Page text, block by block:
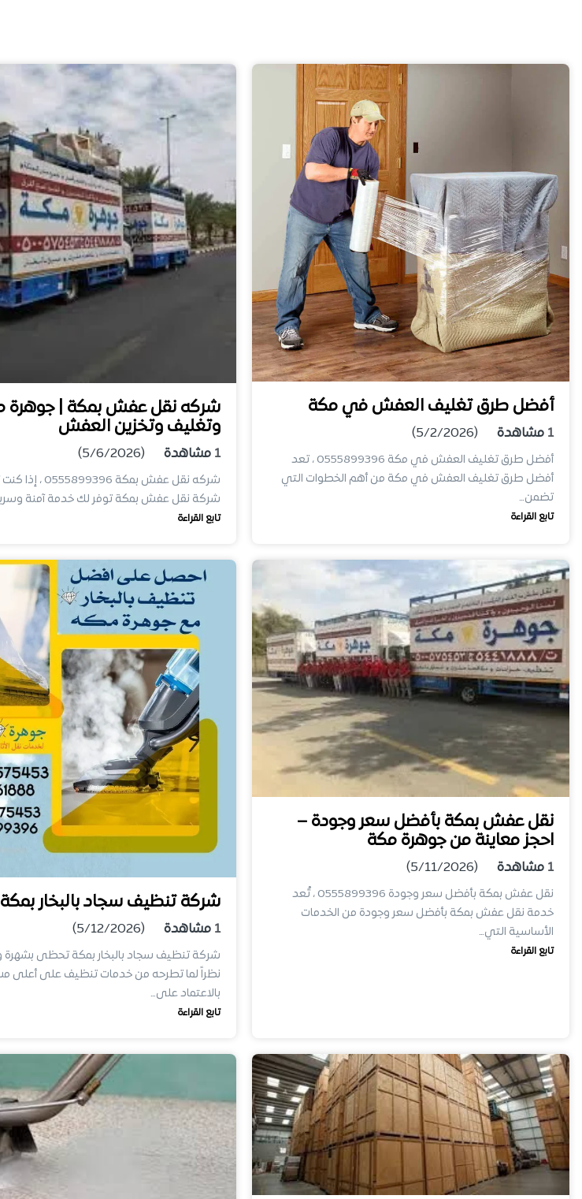
أفضل طرق تغليف العفش في مكة
1 مشاهدة (5/2/2026)
أفضل طرق تغليف العفش في مكة 0555899396 ، تعد
أفضل طرق تغليف العفش في مكة من أهم الخطوات التي
تضمن…
تابع القراءة
شركه نقل عفش بمكة | جوهرة
وتغليف وتخزين العفش
1 مشاهدة (5/6/2026)
شركه نقل عفش بمكة
شركة نقل عفش بمكة توفر لك خدمة آمنة
تابع القراءة
نقل عفش بمكة بأفضل سعر وجودة –
احجز معاينة من جوهرة مكة
1 مشاهدة (5/11/2026)
نقل عفش بمكة بأفضل سعر وجودة 0555899396 ، تُعد
خدمة نقل عفش بمكة بأفضل سعر وجودة من الخدمات
الأساسية التي…
تابع القراءة
شركة تنظيف سجاد بالبخار بمكة
1 مشاهدة (5/12/2026)
شركة تنظيف سجاد بالبخار بمكة تحظى بشهرة
نظراً لما تطرحه من خدمات تنظيف على أعلى
بالاعتماد على…
تابع القراءة